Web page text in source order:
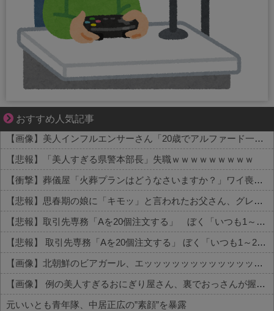
おすすめ人気記事
共感必至の“日常修羅場”短編集！
【画像】美人インフルエンサーさん「20歳でアルファード一括で買えちゃう私って素敵」←これってガチなん？それともネタなん？w w w w w w w w w
【悲報】「美人すぎる県警本部長」失職ｗｗｗｗｗｗｗｗｗ
【衝撃】葬儀屋「火葬プランはどうなさいますか？」ワイ喪主「直葬で(即答)」→結果ァw w w w w w w w w w
【悲報】思春期の娘に「キモッ」と言われたお父さん、グレるｗｗｗｗｗｗｗ
【悲報】取引先専務「Aを20個注文する」 ぼく「いつも1～2個しか使わないけど本当に20であってる？」 取専「あってる」→結果『こう』なったんだがコレワイが悪いんか？？？？？？？？
【悲報】 取引先専務「Aを20個注文する」 ぼく「いつも1～2個しか使わないけど本当に20であってる？」 取専「あってる」→結果『こう』なったんだが...
【画像】北朝鮮のビアガール、エッッッッッッッッッッッッッッッッッ！
【画像】 例の美人すぎるおにぎり屋さん、裏でおっさんが握っていたｗｗｗｗｗｗｗｗｗｗｗｗｗｗｗｗｗ
元いいとも青年隊、中居正広の”素顔”を暴露